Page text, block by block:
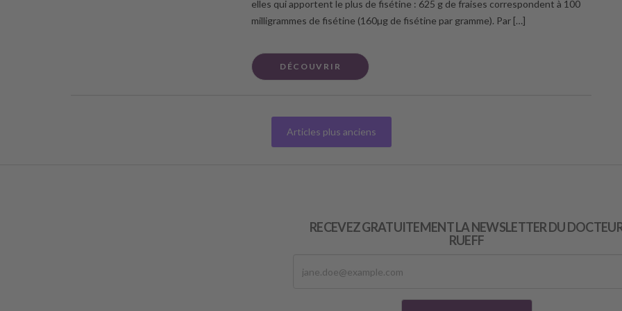
elles qui apportent le plus de fisétine : 625 g de fraises correspondent à 100
milligrammes de fisétine (160µg de fisétine par gramme). Par […]
DÉCOUVRIR
Articles plus anciens
RECEVEZ GRATUITEMENT LA NEWSLETTER DU
RUEFF